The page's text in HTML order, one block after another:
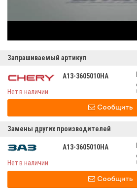
Запрашиваемый артикул
A13-3605010HA
Нет в наличии
Сообщить
Замены других производителей
A13-3605010HA
Нет в наличии
Сообщить